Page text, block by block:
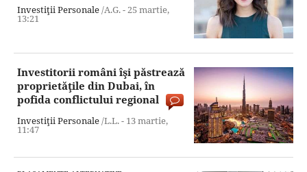
Investiţii Personale/A.G. -25 martie,
13:21
Investitorii români îşi păstrează
proprietăţile din Dubai, în
pofida conflictului regional
Investiţii Personale/L.L. - 13 martie,
11:47